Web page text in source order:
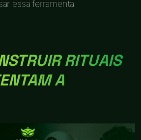
essa ferramenta.
RITUAIS
A